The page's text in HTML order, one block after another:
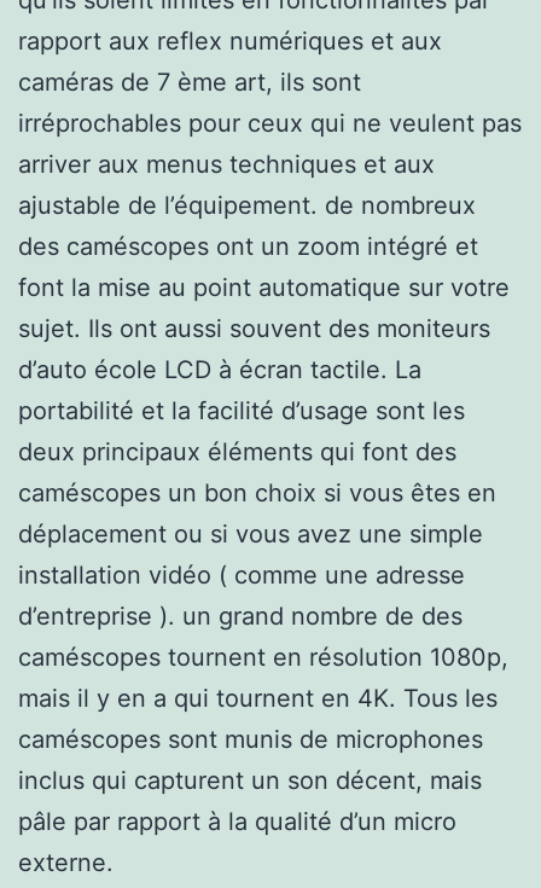
rapport aux reflex numériques et aux
caméras de 7 ème art, ils sont
irréprochables pour ceux qui ne veulent pas
arriver aux menus techniques et aux
ajustable de l’équipement. de nombreux
des caméscopes ont un zoom intégré et
font la mise au point automatique sur votre
sujet. Ils ont aussi souvent des moniteurs
d’auto école LCD à écran tactile. La
portabilité et la facilité d’usage sont les
deux principaux éléments qui font des
caméscopes un bon choix si vous êtes en
déplacement ou si vous avez une simple
installation vidéo ( comme une adresse
d’entreprise ). un grand nombre de des
caméscopes tournent en résolution 1080p,
mais il y en a qui tournent en 4K. Tous les
caméscopes sont munis de microphones
inclus qui capturent un son décent, mais
pâle par rapport à la qualité d’un micro
externe.